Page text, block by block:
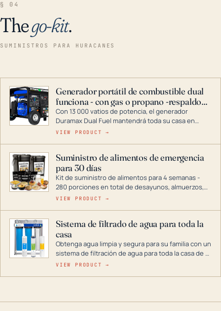
§ 04
Thego-kit.
SUMINISTROS PARA HURACANES
Generador portátil de combustible dual
funciona - con gas o propano -respaldo
para el hogar
Con 13 000 vatios de potencia, el generador
Duramax Dual Fuel mantendrá toda su casa en
funcionamiento durante una tormenta o un corte
combustible dual, con una gama completa que
abarca desde inversores digitales hasta
generadores que pueden alimentar toda su casa.
VIEW PRODUCT →
Suministro de alimentos de emergencia
para 30 días
Kit de suministro de alimentos para 4 semanas -
280 porciones en total de desayunos, almuerzos,
cenas y postres. Se puede almacenar durante
VIEW PRODUCT →
Sistema de filtrado de agua para toda la
casa
Obtenga agua limpia y segura para su familia con un
sistema de filtración de agua para toda la casa de 3
etapas. La tecnología avanzada de este filtro
en situaciones de emergencia.
VIEW PRODUCT →